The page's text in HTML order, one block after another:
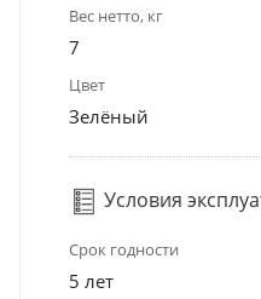
Вес нетто, кг
7
Цвет
Зелёный
Условия
Срок годности
5 лет